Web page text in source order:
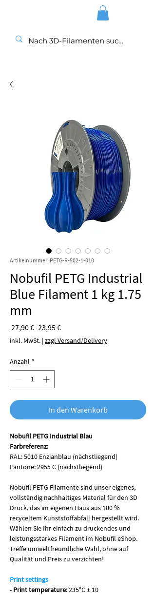
Artikelnummer: PETG-R-502-1-010
Nobufil PETG Industrial
Blue Filament 1 kg 1.75
mm
27,90 € Standardpreis
23,95 €Sale-
Preis
inkl. MwSt. |zzgl Versand/Delivery
Anzahl *
In den Warenkorb
Nobufil PETG Industrial Blau
Farbreferenz:
RAL: 5010 Enzianblau (nächstliegend)
Pantone: 2955 C (nächstliegend)
Nobufil PETG Filamente sind unser eigenes,
vollständig nachhaltiges Material für den 3D
Druck, das im eigenen Haus aus 100 %
recyceltem Kunststoffabfall hergestellt wird.
Wählen Sie Ihr einfach zu druckendes und
leistungsstarkes Filament im Nobufil eShop.
Treffe umweltfreundliche Wahl, ohne auf
Qualität und Preis zu verzichten!
Print settings
- Print temperature:235°C ± 10